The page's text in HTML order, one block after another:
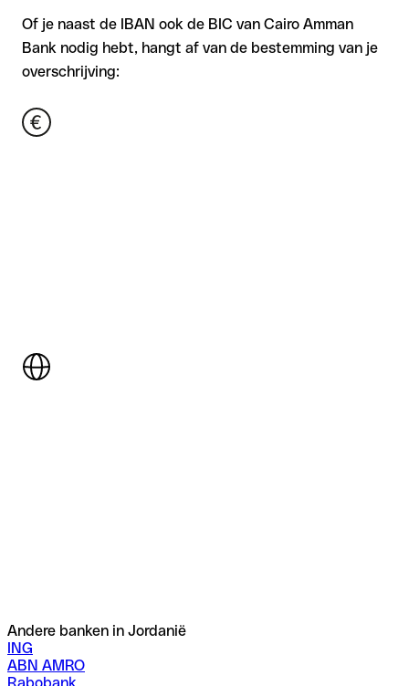
Of je naast de IBAN ook de BIC van Cairo Amman
Bank nodig hebt, hangt af van de bestemming van je
overschrijving:
Andere banken in Jordanië
ING
ABN AMRO